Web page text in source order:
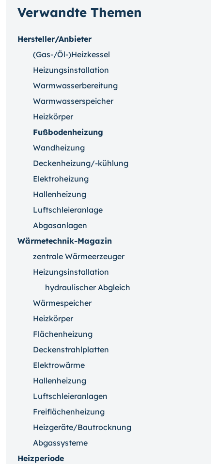
Verwandte Themen
Hersteller/Anbieter
(Gas-/Öl-)Heizkessel
Heizungsinstallation
Warmwasserbereitung
Warmwasserspeicher
Heizkörper
Fußbodenheizung
Wandheizung
Deckenheizung/-kühlung
Elektroheizung
Hallenheizung
Luftschleieranlage
Abgasanlagen
Wärmetechnik-Magazin
zentrale Wärmeerzeuger
Heizungsinstallation
hydraulischer Abgleich
Wärmespeicher
Heizkörper
Flächenheizung
Deckenstrahlplatten
Elektrowärme
Hallenheizung
Luftschleieranlagen
Freiflächenheizung
Heizgeräte/Bautrocknung
Abgassysteme
Heizperiode